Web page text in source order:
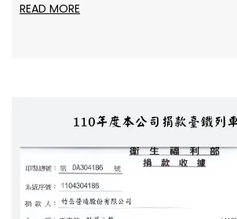
READ MORE